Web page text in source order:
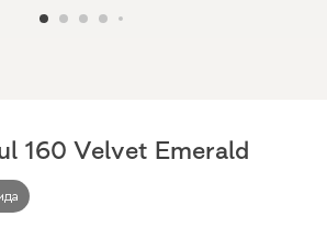
160 Velvet Emerald